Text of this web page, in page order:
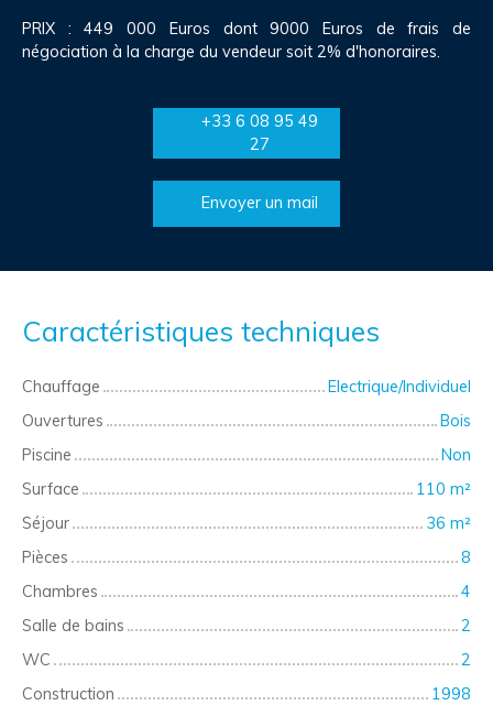
PRIX : 449 000 Euros dont 9000 Euros de frais de
négociation à la charge du vendeur soit 2% d'honoraires.
+33 6 08 95 49
27
Envoyer un mail
Caractéristiques techniques
Chauffage
Electrique/Individuel
Ouvertures
Bois
Piscine
Non
Surface
110 m²
Séjour
36 m²
Pièces
8
Chambres
4
Salle de bains
2
WC
2
Construction
1998